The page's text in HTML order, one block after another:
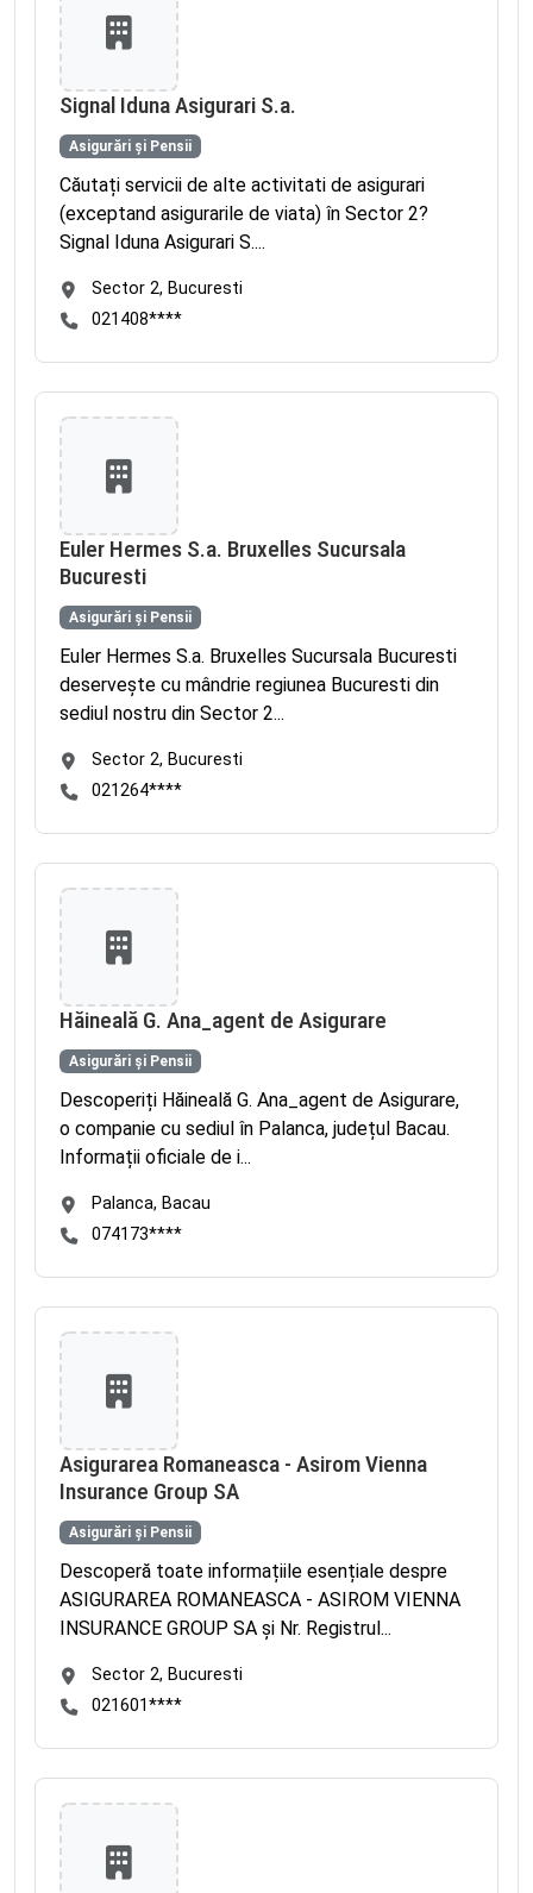
Signal Iduna Asigurari S.a.
Asigurări și Pensii
Căutați servicii de alte activitati de asigurari
(exceptand asigurarile de viata) în Sector 2?
Signal Iduna Asigurari S....
Sector 2, Bucuresti
021408****
Euler Hermes S.a. Bruxelles Sucursala
Bucuresti
Asigurări și Pensii
Euler Hermes S.a. Bruxelles Sucursala Bucuresti
deservește cu mândrie regiunea Bucuresti din
sediul nostru din Sector 2...
Sector 2, Bucuresti
021264****
Hăineală G. Ana_agent de Asigurare
Asigurări și Pensii
Descoperiți Hăineală G. Ana_agent de Asigurare,
o companie cu sediul în Palanca, județul Bacau.
Informații oficiale de i...
Palanca, Bacau
074173****
Asigurarea Romaneasca - Asirom Vienna
Insurance Group SA
Asigurări și Pensii
Descoperă toate informațiile esențiale despre
ASIGURAREA ROMANEASCA - ASIROM VIENNA
INSURANCE GROUP SA și Nr. Registrul...
Sector 2, Bucuresti
021601****